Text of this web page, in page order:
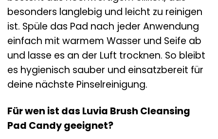
besonders langlebig und leicht zu reinigen
ist. Spüle das Pad nach jeder Anwendung
einfach mit warmem Wasser und Seife ab
und lasse es an der Luft trocknen. So bleibt
es hygienisch sauber und einsatzbereit für
deine nächste Pinselreinigung.
Für wen ist das Luvia Brush Cleansing
Pad Candy geeignet?